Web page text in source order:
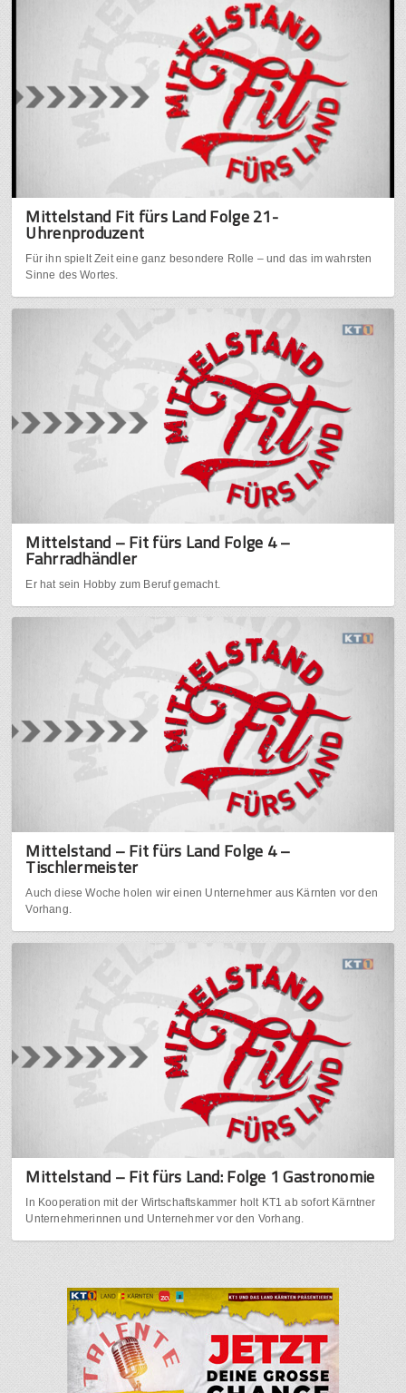
Mittelstand Fit fürs Land Folge 21-
Uhrenproduzent
Für ihn spielt Zeit eine ganz besondere Rolle – und das im wahrsten
Sinne des Wortes.
Mittelstand – Fit fürs Land Folge 4 –
Fahrradhändler
Er hat sein Hobby zum Beruf gemacht.
Mittelstand – Fit fürs Land Folge 4 –
Tischlermeister
Auch diese Woche holen wir einen Unternehmer aus Kärnten vor den
Vorhang.
Mittelstand – Fit fürs Land: Folge 1 Gastronomie
In Kooperation mit der Wirtschaftskammer holt KT1 ab sofort Kärntner
Unternehmerinnen und Unternehmer vor den Vorhang.